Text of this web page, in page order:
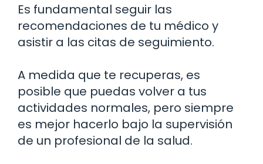
Es fundamental seguir las
recomendaciones de tu médico y
asistir a las citas de seguimiento.
A medida que te recuperas, es
posible que puedas volver a tus
actividades normales, pero siempre
es mejor hacerlo bajo la supervisión
de un profesional de la salud.